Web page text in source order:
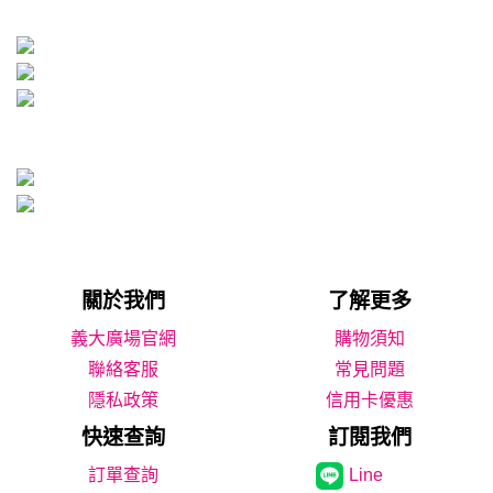
關於我們 了解更多
義大廣場官網
購物須知
聯絡客服
常見問題
隱私政策
信用卡優惠
快速查詢 訂閱我們
Line